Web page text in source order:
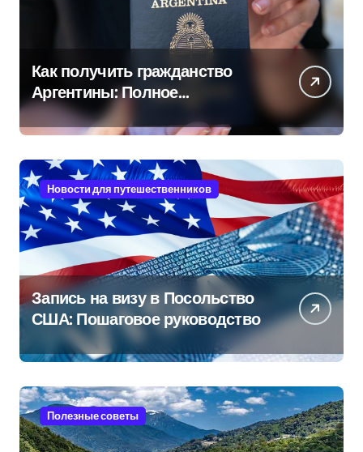
Как получить гражданство
Аргентины: Полное
руководство
Новости для путешественников
Запись на визу в Посольство
США: Пошаговое руководство
Полезные советы